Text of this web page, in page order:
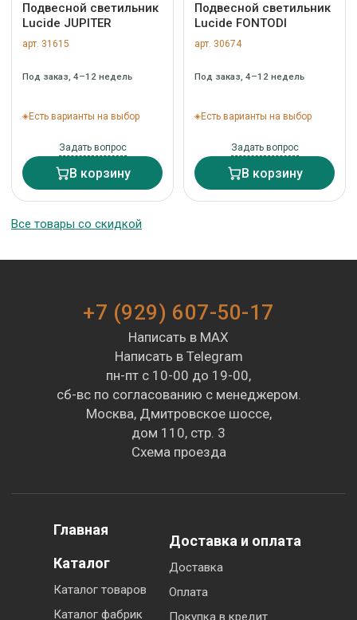
Подвесной светильник
Lucide JUPITER
арт. 31615
Под заказ, 4–12 недель
Есть варианты на выбор
Задать вопрос
В корзину
Подвесной светильник
Lucide FONTODI
арт. 30674
Под заказ, 4–12 недель
Есть варианты на выбор
Задать вопрос
В корзину
Все товары со скидкой
+7 (929) 607-50-17
Написать в MAX
Написать в Telegram
пн-пт с 10-00 до 19-00,
сб-вс по согласованию с менеджером.
Москва, Дмитровское шоссе,
дом 110, стр. 3
Схема проезда
Главная
Каталог
Каталог товаров
Каталог фабрик
Доставка и оплата
Доставка
Оплата
Покупка в кредит